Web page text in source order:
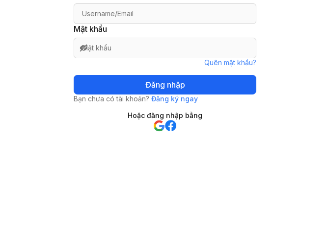
Mật khẩu
Quên mật khẩu?
Đăng nhập
Bạn chưa có tài khoản? Đăng ký ngay
Hoặc đăng nhập bằng